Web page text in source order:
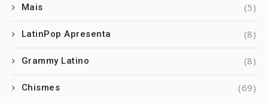
Mais (5)
LatinPop Apresenta (8)
Grammy Latino (8)
Chismes (69)